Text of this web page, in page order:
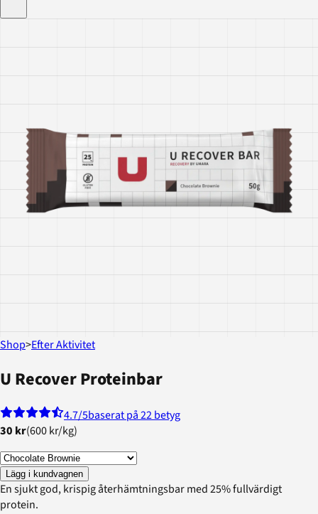
Shop>Efter Aktivitet
U Recover Proteinbar
4.7/5baserat på 22 betyg
30 kr(600 kr/kg)
Lägg i kundvagnen
En sjukt god, krispig återhämtningsbar med 25% fullvärdigt
protein.